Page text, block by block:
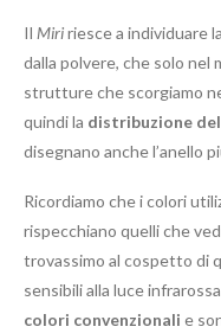
Il Miririesce a individuare
dalla polvere, che solo nel
strutture che scorgiamo
quindi la distribuzione
disegnano anche l’anello
Ricordiamo che i colori
rispecchiano quelli che
trovassimo al cospetto di
sensibili alla luce
colori convenzionali e